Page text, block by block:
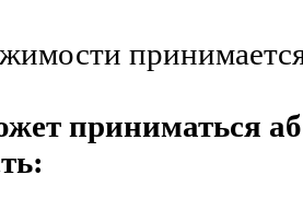
приниматься